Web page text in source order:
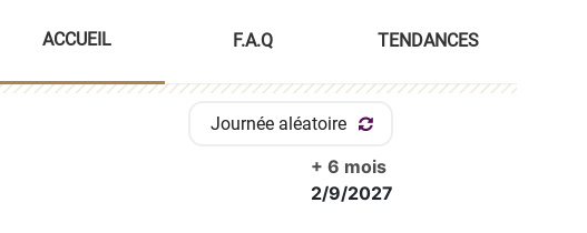
ACCUEIL F.A.Q TENDANCES
Journée aléatoire
+ 6 mois
2/9/2027